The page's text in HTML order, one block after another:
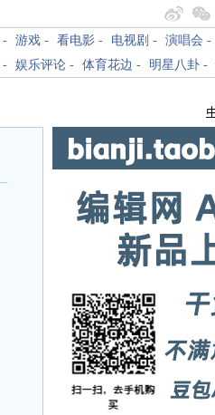
- 游戏 - 看电影 - 电视剧 - 演唱会 -
- 娱乐评论 - 体育花边 - 明星八卦 -